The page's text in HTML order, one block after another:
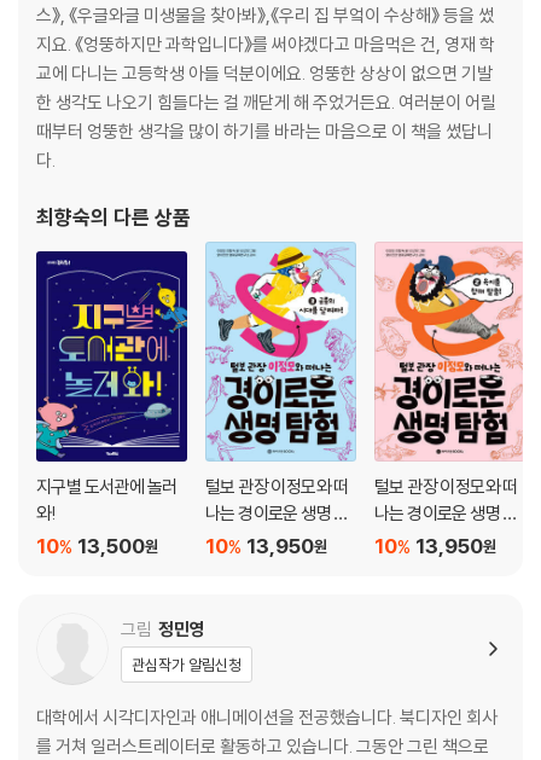
스》, 《우글와글 미생물을 찾아봐》,《우리 집 부엌이 수상해》 등을 썼
지요. 《엉뚱하지만 과학입니다》를 써야겠다고 마음먹은 건, 영재 학
교에 다니는 고등학생 아들 덕분이에요. 엉뚱한 상상이 없으면 기발
한 생각도 나오기 힘들다는 걸 깨닫게 해 주었거든요. 여러분이 어릴
때부터 엉뚱한 생각을 많이 하기를 바라는 마음으로 이 책을 썼답니
다.
최향숙의 다른 상품
지구별 도서관에 놀러
와!
13,500원
10%
털보 관장 이정모와 떠
나는 경이로운 생명 탐
험 3
13,950원
10%
털보 관장 이정모와 떠
나는 경이로운 생명 탐
험 2
13,950원
10%
그림 정민영
관심작가 알림신청
대학에서 시각디자인과 애니메이션을 전공했습니다. 북디자인 회사
를 거쳐 일러스트레이터로 활동하고 있습니다. 그동안 그린 책으로